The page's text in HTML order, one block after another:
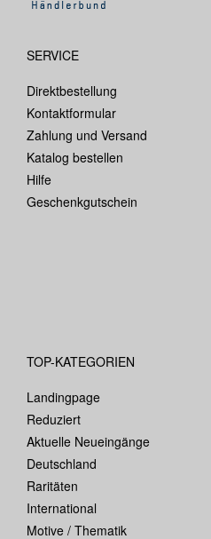
SERVICE
Direktbestellung
Kontaktformular
Zahlung und Versand
Katalog bestellen
Hilfe
Geschenkgutschein
TOP-KATEGORIEN
Landingpage
Reduziert
Aktuelle Neueingänge
Deutschland
Raritäten
International
Motive / Thematik